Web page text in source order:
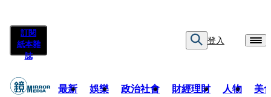
訂閱
紙本雜
誌
登入
最新 娛樂 政治社會 財經理財 人物 美